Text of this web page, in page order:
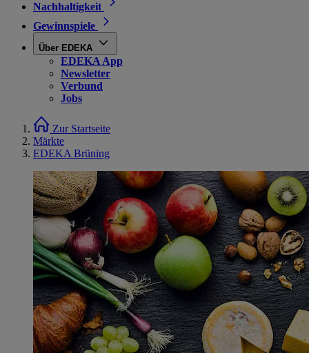
Nachhaltigkeit
Gewinnspiele
Über EDEKA
EDEKA App
Newsletter
Verbund
Jobs
Zur Startseite
Märkte
EDEKA Brüning